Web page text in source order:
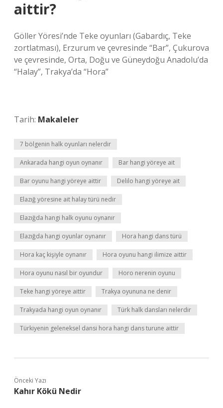
aittir?
Göller Yöresi’nde Teke oyunları (Gabardıç, Teke
zortlatması), Erzurum ve çevresinde “Bar”, Çukurova
ve çevresinde, Orta, Doğu ve Güneydoğu Anadolu’da
“Halay”, Trakya’da “Hora”
Tarih: Makaleler
7 bölgenin halk oyunları nelerdir
Ankarada hangi oyun oynanır Bar hangi yöreye ait
Bar oyunu hangi yöreye aittir Delilo hangi yöreye ait
Elazığ yöresine ait halay türü nedir
Elazığda hangi halk oyunu oynanır
Elazığda hangi oyunlar oynanır Hora hangi dans türü
Hora kaç kişiyle oynanır Hora oyunu hangi ilimize aittir
Hora oyunu nasıl bir oyundur Horo nerenin oyunu
Teke hangi yöreye aittir Trakya oyununa ne denir
Trakyada hangi oyun oynanır Türk halk dansları nelerdir
Türkiyenin geleneksel dansi hora hangi dans turune aittir
Önceki Yazı
Kahır Kökü Nedir